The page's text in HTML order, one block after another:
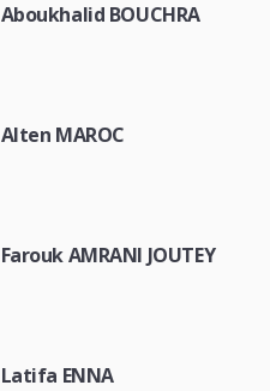
Aboukhalid BOUCHRA
Alten MAROC
Farouk AMRANI JOUTEY
Latifa ENNA